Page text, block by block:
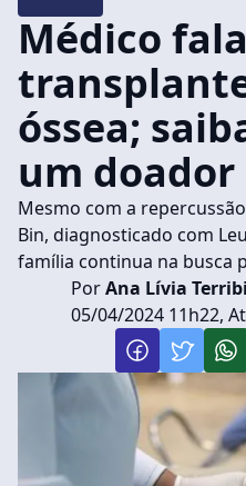
Médico
óssea;
um doador
Mesmo com a
Bin, diagnosticado com
família continua na busca
PorAna Lívia
05/04/2024 11h22,